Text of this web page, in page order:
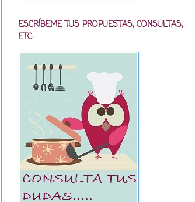
ESCRÍBEME TUS PROPUESTAS, CONSULTAS,
ETC: